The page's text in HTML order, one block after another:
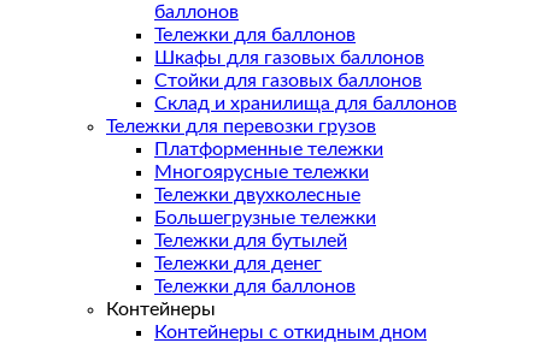
баллонов
Тележки для баллонов
Шкафы для газовых баллонов
Стойки для газовых баллонов
Склад и хранилища для баллонов
Тележки для перевозки грузов
Платформенные тележки
Многоярусные тележки
Тележки двухколесные
Большегрузные тележки
Тележки для бутылей
Тележки для денег
Тележки для баллонов
Контейнеры
Контейнеры с откидным дном